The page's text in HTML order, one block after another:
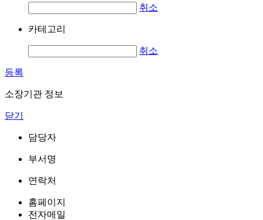
취소
카테고리
취소
등록
소장기관 정보
닫기
담당자
부서명
연락처
홈페이지
전자메일